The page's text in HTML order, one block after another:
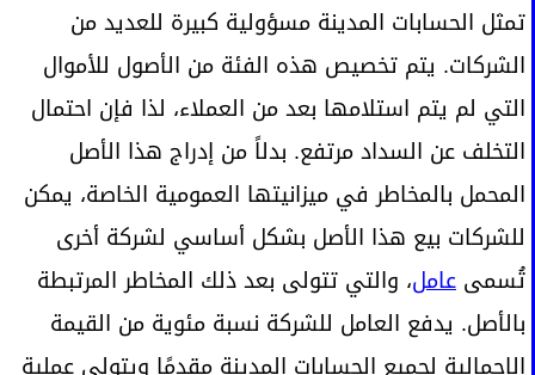
تمثل الحسابات المدينة مسؤولية كبيرة للعديد من
الشركات. يتم تخصيص هذه الفئة من الأصول للأموال
التي لم يتم استلامها بعد من العملاء، لذا فإن احتمال
التخلف عن السداد مرتفع. بدلاً من إدراج هذا الأصل
المحمل بالمخاطر في ميزانيتها العمومية الخاصة، يمكن
للشركات بيع هذا الأصل بشكل أساسي لشركة أخرى
تُسمى عامل، والتي تتولى بعد ذلك المخاطر المرتبطة
بالأصل. يدفع العامل للشركة نسبة مئوية من القيمة
الإجمالية لجميع الحسابات المدينة مقدمًا ويتولى عملية